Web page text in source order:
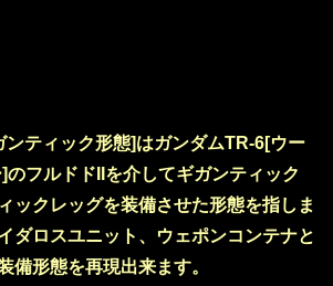
ンティック形態]はガンダムTR-6[ウー
のフルドドIIを介してギガンティック
ックレッグを装備させた形態を指しま
ダロスユニット、ウェポンコンテナと
備形態を再現出来ます。